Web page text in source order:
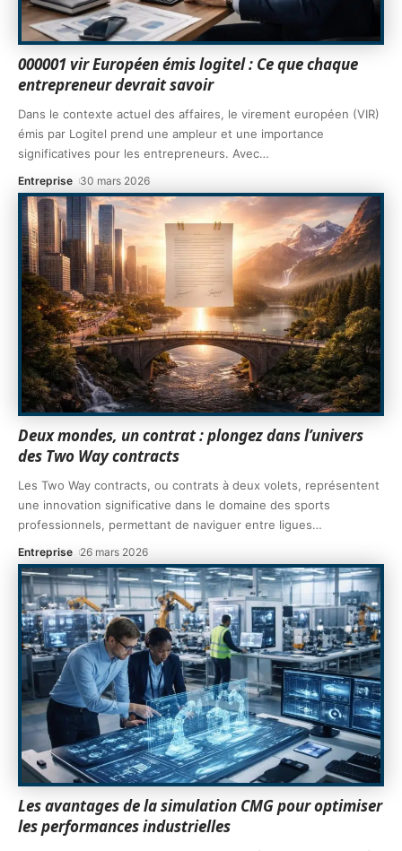
000001 vir Européen émis logitel : Ce que chaque
entrepreneur devrait savoir
Dans le contexte actuel des affaires, le virement européen (VIR)
émis par Logitel prend une ampleur et une importance
significatives pour les entrepreneurs. Avec…
Entreprise 30 mars 2026
Deux mondes, un contrat : plongez dans l’univers
des Two Way contracts
Les Two Way contracts, ou contrats à deux volets, représentent
une innovation significative dans le domaine des sports
professionnels, permettant de naviguer entre ligues…
Entreprise 26 mars 2026
Les avantages de la simulation CMG pour optimiser
les performances industrielles